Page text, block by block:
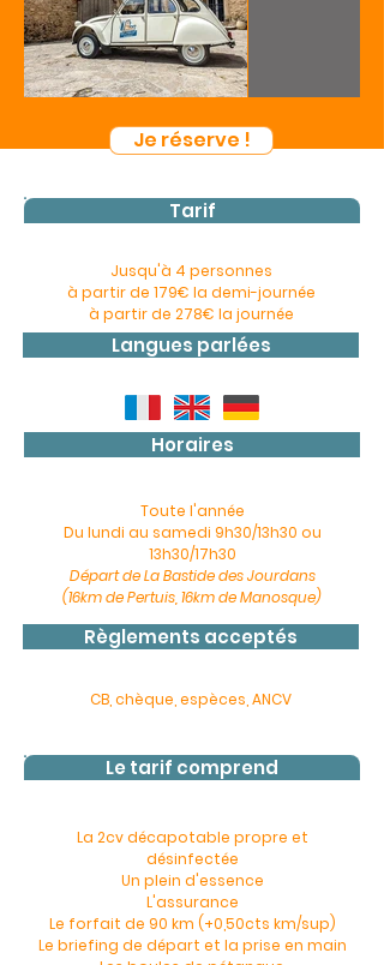
Je réserve !
Tarif
Jusqu'à 4 personnes
à partir de 179€ la demi-journée
à partir de 278€ la journée
Langues parlées
Horaires
Toute l'année
Du lundi au samedi 9h30/13h30 ou
13h30/17h30
Départ de La Bastide des Jourdans
(16km de Pertuis, 16km de Manosque)
Règlements acceptés
CB, chèque, espèces, ANCV
Le tarif comprend
La 2cv décapotable propre et
désinfectée
Un plein d'essence
L'assurance
Le forfait de 90 km (+0,50cts km/sup)
Le briefing de départ et la prise en main